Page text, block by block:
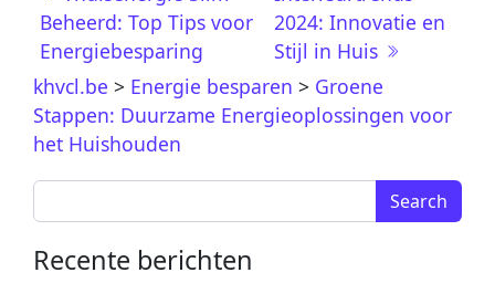
Beheerd: Top Tips voor
Energiebesparing
2024: Innovatie en
Stijl in Huis
khvcl.be > Energie besparen > Groene
Stappen: Duurzame Energieoplossingen voor
het Huishouden
Search for:
Recente berichten